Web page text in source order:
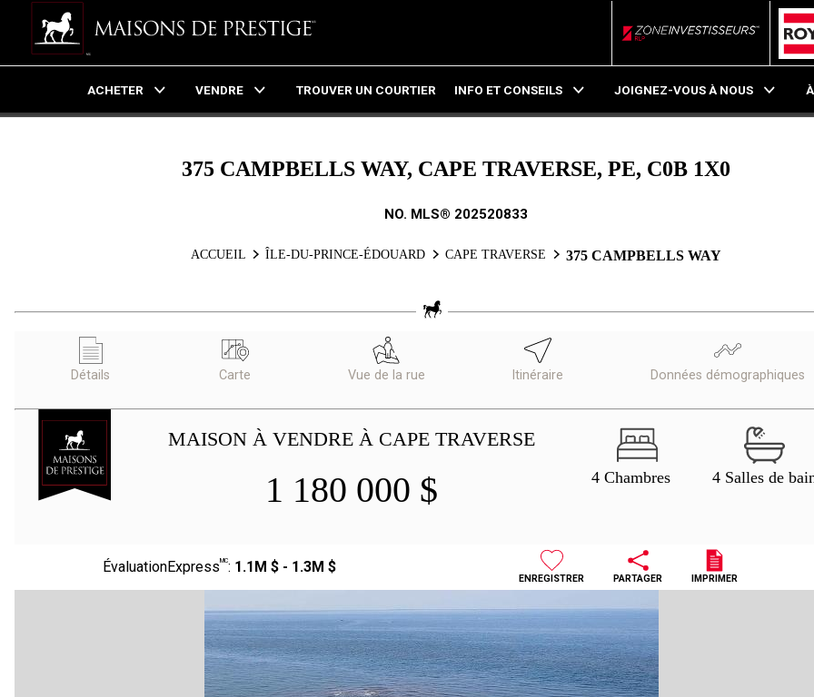
ZoneInvestisseurs RLP
ACHETER VENDRE TROUVER UN COURTIER INFO ET CONSEILS JOIGNEZ-VOUS À NOUS
375 CAMPBELLS WAY, CAPE TRAVERSE, PE, C0B 1X0
NO. MLS® 202520833
ACCUEIL ÎLE-DU-PRINCE-ÉDOUARD CAPE TRAVERSE 375 CAMPBELLS WAY
Détails Carte Vue de la rue Itinéraire Données démographiques
MAISON À VENDRE À CAPE TRAVERSE
1 180 000 $ 4 Chambres 4 Salles de
ÉvaluationExpressMC: 1.1M $ - 1.3M $
ENREGISTRER PARTAGER IMPRIMER